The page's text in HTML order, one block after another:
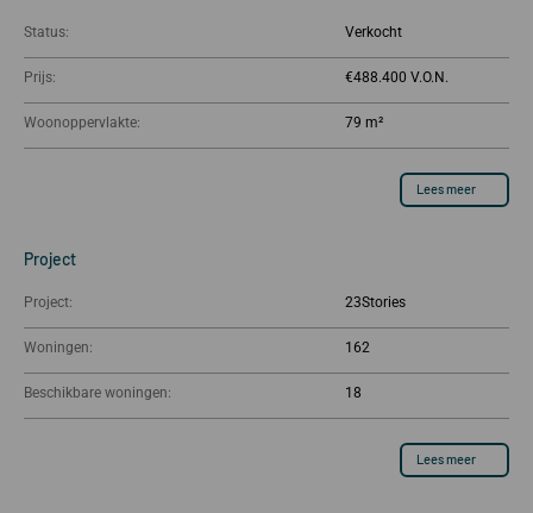
Status: Verkocht
Prijs: €488.400
Woonoppervlakte: 79 m²
Lees meer
Project
Project: 23Stories
Woningen: 162
Beschikbare woningen: 18
Lees meer